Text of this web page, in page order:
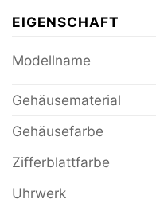
EIGENSCHAFT
Modellname
Gehäusematerial
Gehäusefarbe
Zifferblattfarbe
Uhrwerk